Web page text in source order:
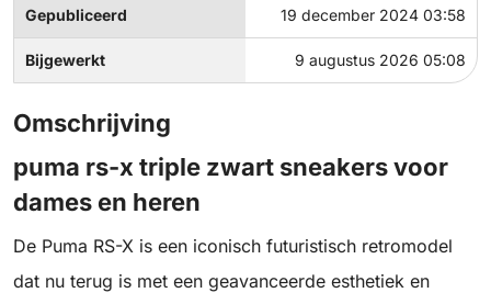
Gepubliceerd 19 december 2024 03:58
Bijgewerkt 9 augustus 2026 05:08
Omschrijving
puma rs-x triple zwart sneakers voor
dames en heren
De Puma RS-X is een iconisch futuristisch retromodel
dat nu terug is met een geavanceerde esthetiek en